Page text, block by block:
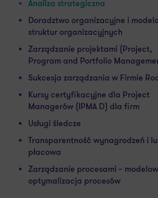
Analiza strategiczna
Doradztwo organizacyjne i
struktur organizacyjnych
Zarządzanie projektami (Project,
Program and Portfolio
Sukcesja zarządzania w Firmie
Kursy certyfikacyjne dla Project
Managerów (IPMA D) dla firm
Usługi śledcze
Transparentność wynagrodzeń i
płacowa
Zarządzanie procesami –
optymalizacja procesów